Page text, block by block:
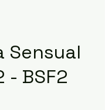
Sensual
- BSF2